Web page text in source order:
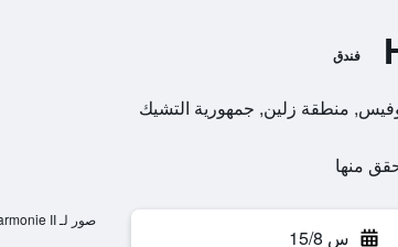
فندق
س 15/8
صور لـ Hotel Harmonie II